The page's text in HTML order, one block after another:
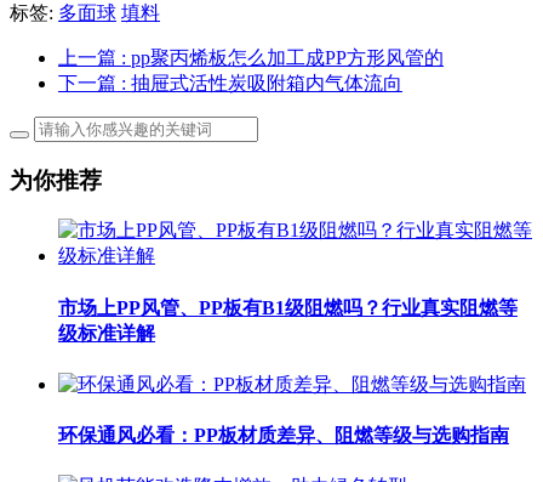
标签: 多面球 填料
上一篇 : pp聚丙烯板怎么加工成PP方形风管的
下一篇 : 抽屉式活性炭吸附箱内气体流向
为你推荐
市场上PP风管、PP板有B1级阻燃吗？行业真实阻燃等
级标准详解
环保通风必看：PP板材质差异、阻燃等级与选购指南